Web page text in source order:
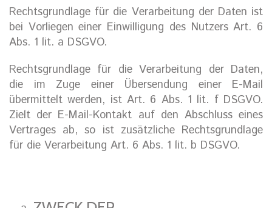
Rechtsgrundlage für die Verarbeitung der Daten ist
bei Vorliegen einer Einwilligung des Nutzers Art. 6
Abs. 1 lit. a DSGVO.
Rechtsgrundlage für die Verarbeitung der Daten,
die im Zuge einer Übersendung einer E-Mail
übermittelt werden, ist Art. 6 Abs. 1 lit. f DSGVO.
Zielt der E-Mail-Kontakt auf den Abschluss eines
Vertrages ab, so ist zusätzliche Rechtsgrundlage
für die Verarbeitung Art. 6 Abs. 1 lit. b DSGVO.